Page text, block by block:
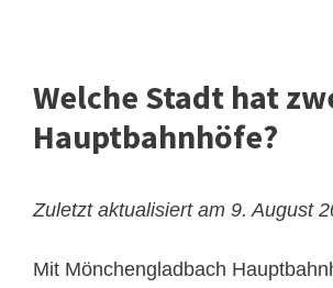
Welche Stadt hat
Hauptbahnhöfe?
Zuletzt aktualisiert am 9. August
Mit Mönchengladbach